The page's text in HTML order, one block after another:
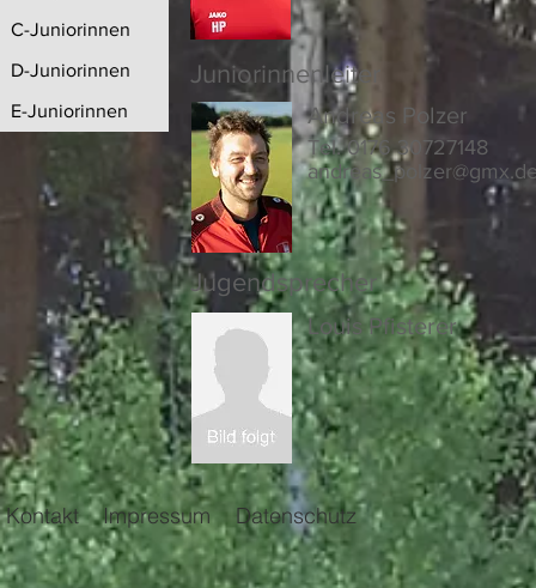
C-Juniorinnen
D-Juniorinnen
E-Juniorinnen
Juniorinnenleiter
Andreas Polzer
Tel. 0176 30727148
Jugendsprecher
Louis Pfisterer
Kontakt Impressum Datenschutz